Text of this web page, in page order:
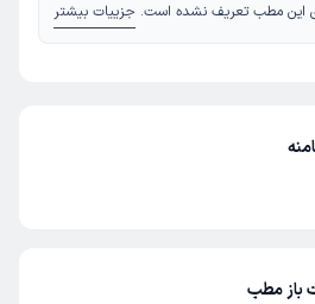
این مطب تعریف نشده است. جزییات بیشتر
باز مطب